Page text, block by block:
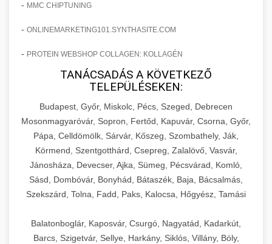
- MMC CHIPTUNING
- ONLINEMARKETING101.SYNTHASITE.COM
- PROTEIN WEBSHOP COLLAGEN: KOLLAGÉN
TANÁCSADÁS A KÖVETKEZŐ
TELEPÜLÉSEKEN:
Budapest, Győr, Miskolc, Pécs, Szeged, Debrecen
Mosonmagyaróvár, Sopron, Fertőd, Kapuvár, Csorna, Győr,
Pápa, Celldömölk, Sárvár, Kőszeg, Szombathely, Ják,
Körmend, Szentgotthárd, Csepreg, Zalalövő, Vasvár,
Jánosháza, Devecser, Ajka, Sümeg, Pécsvárad, Komló,
Sásd, Dombóvár, Bonyhád, Bátaszék, Baja, Bácsalmás,
Szekszárd, Tolna, Fadd, Paks, Kalocsa, Hőgyész, Tamási
Balatonboglár, Kaposvár, Csurgó, Nagyatád, Kadarkút,
Barcs, Szigetvár, Sellye, Harkány, Siklós, Villány, Bóly,